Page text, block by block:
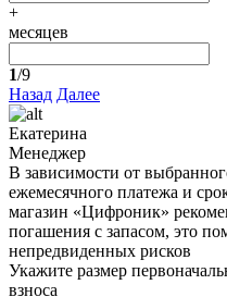
+
месяцев
1/9
Назад Далее
Екатерина
Менеджер
В зависимости от
ежемесячного платежа и
магазин «Цифроник»
погашения с запасом, это
непредвиденных рисков
Укажите размер
взноса